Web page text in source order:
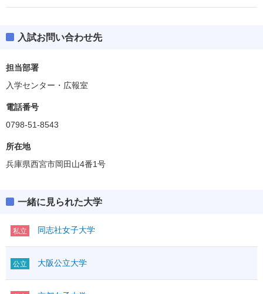
入試お問い合わせ先
担当部署
入学センター・広報室
電話番号
0798-51-8543
所在地
兵庫県西宮市岡田山4番1号
一緒に見られた大学
私立 同志社女子大学
公立 大阪公立大学